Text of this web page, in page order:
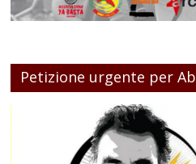
Petizione urgente per